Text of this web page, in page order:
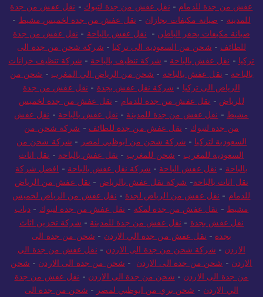
عفش من جدة للدمام - نقل عفش من جدة لتبوك - نقل عفش من جدة
للمدينة - صيانة مكيفات بجازان - نقل عفش من جدة لخميس مشيط -
صيانة مكيفات بحفر الباطن - نقل عفش بالباحة - نقل عفش من جدة
للطائف - شحن من السعودية الى تركيا - شركة شحن من جدة الى
تركيا - نقل عفش بالباحة - شركة تنظيف بالباحة - شركة تنظيف خزانات
بالباحة - نقل عفش بالباحة - شحن من الرياض الي المغرب - شحن من
الرياض الى تركيا - شركة نقل عفش بجدة - نقل عفش من جدة
للرياض - نقل عفش من جدة للدمام - نقل عفش من جدة لخميس
مشيط - نقل عفش من جدة للمدينة - نقل عفش بالباحة - نقل عفش
من جدة لتبوك - نقل عفش من جدة للطائف - شركة شحن من
السعودية لتركيا - شركة شحن من ابوظبي لمصر - شركة شحن من
السعودية للمغرب - شحن للمغرب - نقل عفش بالباحة - نقل اثاث
بالباحة - نقل عفش الباحة - شركة نقل عفش بالباحة - افضل شركة
نقل اثاث بالباحة- شركة نقل عفش بالرياض - نقل عفش من الرياض
للدمام - نقل عفش من الرياض لجدة - نقل عفش من الرياض لخميس
مشيط - نقل عفش من جدة لمكة - نقل عفش من جدة لتبوك - دباب
نقل عفش بجدة - نقل عفش من جدة للمدينة - شركة تخزين اثاث
بجدة - نقل عفش من جدة الي الاردن - شحن من جدة الى
الاردن - شركة شحن من جدة الى الاردن - نقل عفش من جدة الي
الاردن - شحن من جدة الى الاردن - شحن من جدة الى الاردن - شحن
من جدة الى الاردن - شحن من جدة الى الاردن - نقل عفش من جدة
الي الاردن - شحن بري من ابوظبي لمصر - شحن من جدة الى